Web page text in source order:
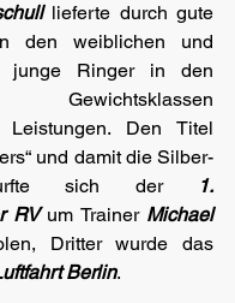
lieferte durch gute
den weiblichen und
junge Ringer in den
Leistungen. Den Titel
und damit die Silber-
sich der
1.
RV um Trainer Michael
Dritter wurde das
Berlin.